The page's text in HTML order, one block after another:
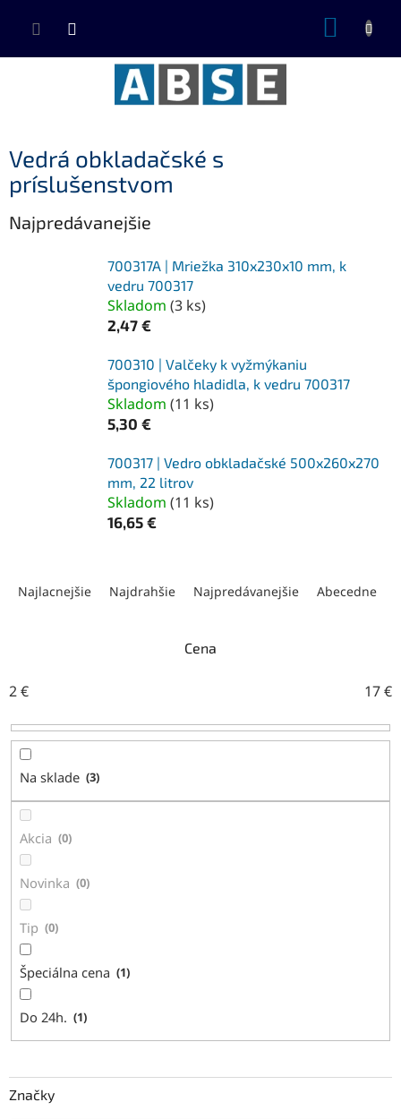
Vedrá obkladačské s
príslušenstvom
Najpredávanejšie
700317A | Mriežka 310x230x10 mm, k
vedru 700317
Skladom (3 ks)
2,47 €
700310 | Valčeky k vyžmýkaniu
špongiového hladidla, k vedru 700317
Skladom (11 ks)
5,30 €
700317 | Vedro obkladačské 500x260x270
mm, 22 litrov
Skladom (11 ks)
16,65 €
e
r
o
k
Najlacnejšie Najdrahšie Najpredávanejšie Abecedne
Cena
2€ 17€
Na sklade 3
Akcia 0
Novinka 0
Tip 0
Špeciálna cena 1
Do 24h. 1
Značky